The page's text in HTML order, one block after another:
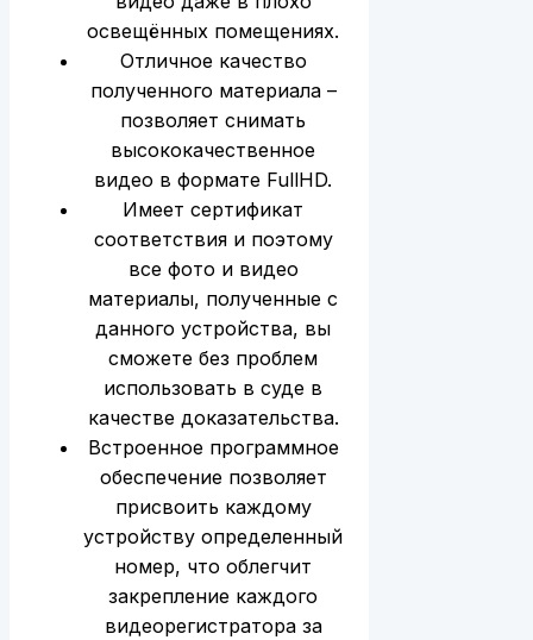
освещённых помещениях.
Отличное качество
полученного материала –
позволяет снимать
высококачественное
видео в формате FullHD.
Имеет сертификат
соответствия и поэтому
все фото и видео
материалы, полученные с
данного устройства, вы
сможете без проблем
использовать в суде в
качестве доказательства.
Встроенное программное
обеспечение позволяет
присвоить каждому
устройству определенный
номер, что облегчит
закрепление каждого
видеорегистратора за